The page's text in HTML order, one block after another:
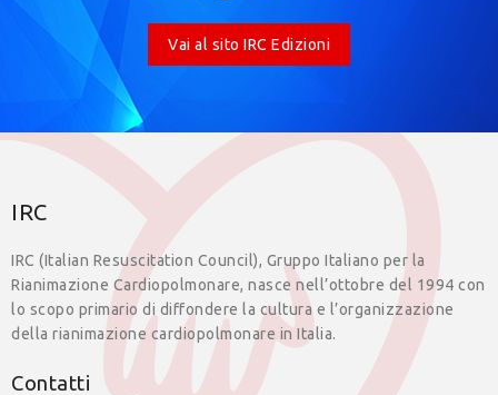
Vai al sito IRC Edizioni
IRC
IRC (Italian Resuscitation Council), Gruppo Italiano per la
Rianimazione Cardiopolmonare, nasce nell’ottobre del 1994 con
lo scopo primario di diffondere la cultura e l’organizzazione
della rianimazione cardiopolmonare in Italia.
Contatti